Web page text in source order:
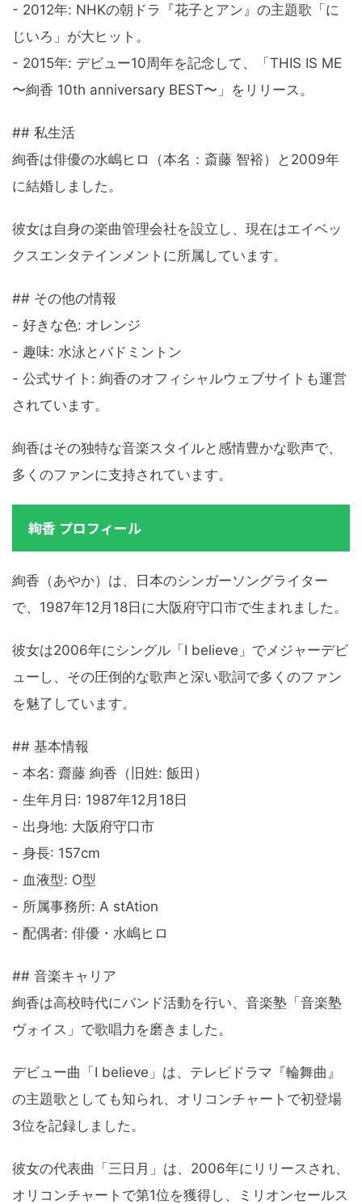
- 2012年: NHKの朝ドラ『花子とアン』の主題歌「に
じいろ」が大ヒット。
- 2015年: デビュー10周年を記念して、「THIS IS ME
〜絢香 10th anniversary BEST〜」をリリース。
## 私生活
絢香は俳優の水嶋ヒロ（本名：斎藤 智裕）と2009年
に結婚しました。
彼女は自身の楽曲管理会社を設立し、現在はエイベッ
クスエンタテインメントに所属しています。
## その他の情報
- 好きな色: オレンジ
- 趣味: 水泳とバドミントン
- 公式サイト: 絢香のオフィシャルウェブサイトも運営
されています。
絢香はその独特な音楽スタイルと感情豊かな歌声で、
多くのファンに支持されています。
絢香 プロフィール
絢香（あやか）は、日本のシンガーソングライター
で、1987年12月18日に大阪府守口市で生まれました。
彼女は2006年にシングル「I believe」でメジャーデビ
ューし、その圧倒的な歌声と深い歌詞で多くのファン
を魅了しています。
## 基本情報
- 本名: 齋藤 絢香（旧姓: 飯田）
- 生年月日: 1987年12月18日
- 出身地: 大阪府守口市
- 身長: 157cm
- 血液型: O型
- 所属事務所: A stAtion
- 配偶者: 俳優・水嶋ヒロ
## 音楽キャリア
絢香は高校時代にバンド活動を行い、音楽塾「音楽塾
ヴォイス」で歌唱力を磨きました。
デビュー曲「I believe」は、テレビドラマ『輪舞曲』
の主題歌としても知られ、オリコンチャートで初登場
3位を記録しました。
彼女の代表曲「三日月」は、2006年にリリースされ、
オリコンチャートで第1位を獲得し、ミリオンセールス